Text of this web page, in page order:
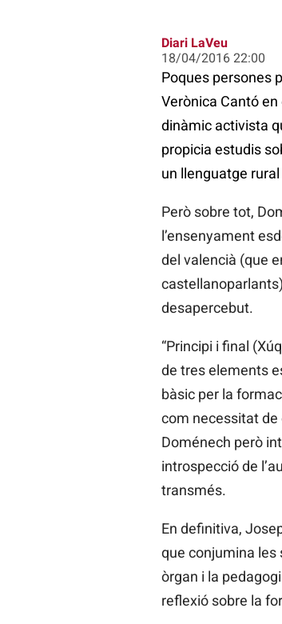
Diari LaVeu
18/04/2016 22:00
Poques persones
Verònica Cantó
dinàmic activista
propicia estudis
un llenguatge
Però sobre tot,
l’ensenyament
del valencià (que
desapercebut.
“Principi i final
de tres elements
bàsic per la
com necessitat
Doménech però
introspecció de
transmés.
En definitiva,
que conjumina les
òrgan i la
reflexió sobre la